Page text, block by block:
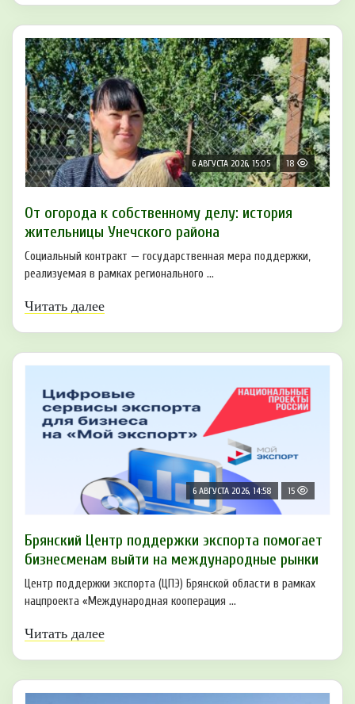
6 АВГУСТА 2026, 15:05 18
От огорода к собственному делу: история
жительницы Унечского района
Социальный контракт — государственная мера поддержки,
реализуемая в рамках регионального ...
Читать далее
6 АВГУСТА 2026, 14:58 15
Брянский Центр поддержки экспорта помогает
бизнесменам выйти на международные рынки
Центр поддержки экспорта (ЦПЭ) Брянской области в рамках
нацпроекта «Международная кооперация ...
Читать далее